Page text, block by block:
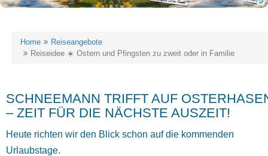
Home
Reiseangebote
Reiseidee ☀️ Ostern und Pfingsten zu zweit oder in Familie
SCHNEEMANN TRIFFT AUF
– ZEIT FÜR DIE NÄCHSTE AUSZEIT!
Heute richten wir den Blick schon auf die kommenden
Urlaubstage.